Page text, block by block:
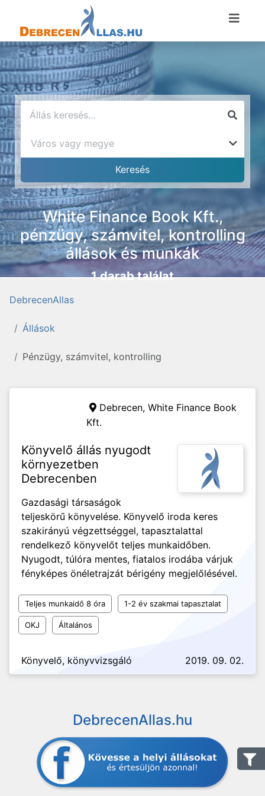
White Finance Book Kft.,
pénzügy, számvitel, kontrolling
állások és munkák
1 darab találat
DebrecenAllas
Állások
Pénzügy, számvitel, kontrolling
Debrecen, White Finance Book
Kft.
Könyvelő állás nyugodt
környezetben
Debrecenben
Gazdasági társaságok
teljeskörű könyvelése. Könyvelő iroda keres
szakirányú végzettséggel, tapasztalattal
rendelkező könyvelőt teljes munkaidőben.
Nyugodt, túlóra mentes, fiatalos irodába várjuk
fényképes önéletrajzát bérigény megjelőlésével.
Teljes munkaidő 8 óra 1-2 év szakmai tapasztalat
OKJ Általános
Könyvelő, könyvvizsgáló 2019. 09. 02.
DebrecenAllas.hu